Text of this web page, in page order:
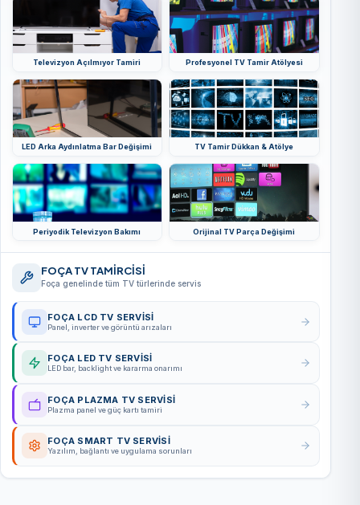
Televizyon Açılmıyor Tamiri Profesyonel TV Tamir Atölyesi
LED Arka Aydınlatma Bar Değişimi TV Tamir Dükkan & Atölye
Periyodik Televizyon Bakımı Orijinal TV Parça Değişimi
FOÇA TV TAMİRCİSİ
Foça genelinde tüm TV türlerinde servis
FOÇA LCD TV SERVISI
Panel, inverter ve görüntü arızaları
FOÇA LED TV SERVISI
LED bar, backlight ve kararma onarımı
FOÇA PLAZMA TV SERVISI
Plazma panel ve güç kartı tamiri
FOÇA SMART TV SERVISI
Yazılım, bağlantı ve uygulama sorunları